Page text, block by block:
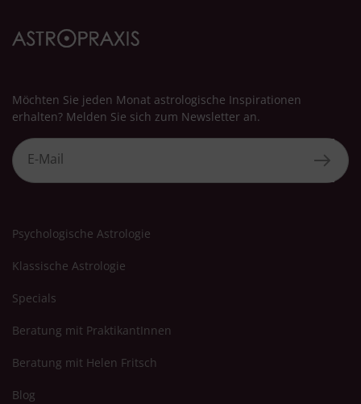
Möchten Sie jeden Monat astrologische Inspirationen
erhalten? Melden Sie sich zum Newsletter an.
Psychologische Astrologie
Klassische Astrologie
Specials
Beratung mit PraktikantInnen
Beratung mit Helen Fritsch
Blog